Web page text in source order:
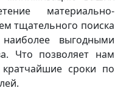
материально-
тщательного поиска
выгодными
Что позволяет нам
сроки по